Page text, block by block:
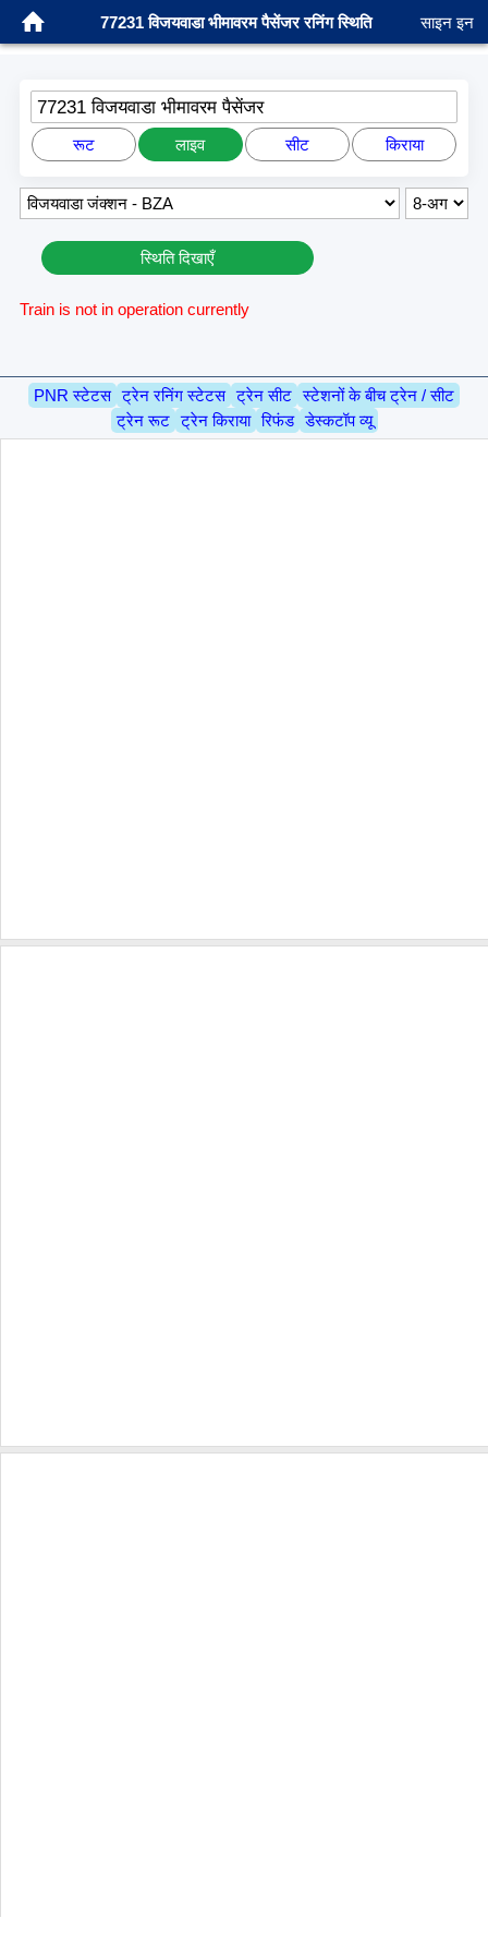
77231 विजयवाडा भीमावरम पैसेंजर रनिंग स्थिति साइन इन
77231 विजयवाडा भीमावरम पैसेंजर
रूट लाइव सीट किराया
स्थिति दिखाएँ
Train is not in operation currently
PNR स्टेटस ट्रेन रनिंग स्टेटस ट्रेन सीट स्टेशनों के बीच ट्रेन / सीट
ट्रेन रूट ट्रेन किराया रिफंड डेस्कटॉप व्यू